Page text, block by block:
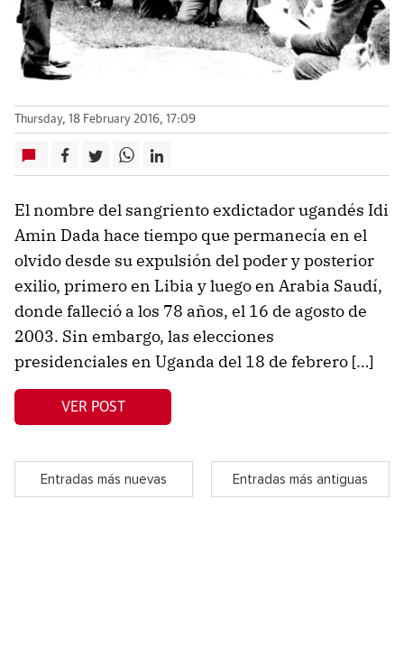
Thursday, 18 February 2016, 17:09
El nombre del sangriento exdictador ugandés Idi
Amin Dada hace tiempo que permanecía en el
olvido desde su expulsión del poder y posterior
exilio, primero en Libia y luego en Arabia Saudí,
donde falleció a los 78 años, el 16 de agosto de
2003. Sin embargo, las elecciones
presidenciales en Uganda del 18 de febrero […]
VER POST
Entradas más nuevas Entradas más antiguas